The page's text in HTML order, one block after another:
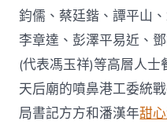
鈞儒、蔡廷鍇、譚平山
李章達、彭澤平易近、
(代表馮玉祥)等高層人
天后廟的噴鼻港工委統
局書記方方和潘漢年甜